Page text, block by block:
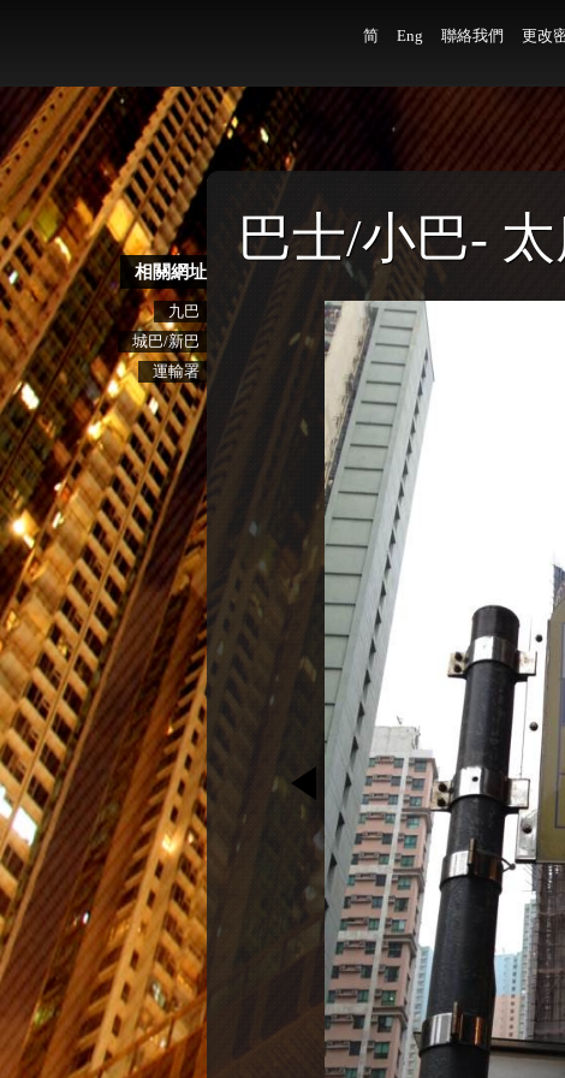
简 Eng 聯絡我們 更改
相關網址
九巴
城巴/新巴
運輸署
巴士/小巴-